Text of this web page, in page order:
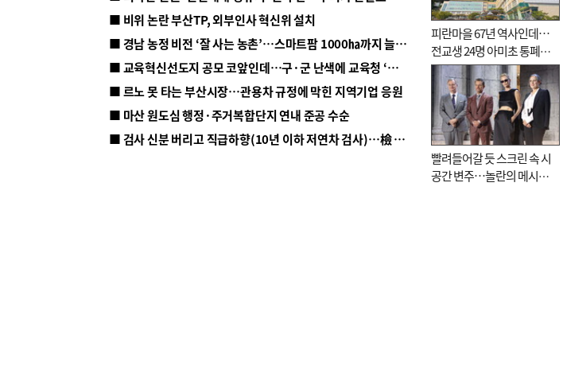
■ 비위 논란 부산TP, 외부인사 혁신위 설치
■ 경남 농정 비전 ‘잘 사는 농촌’…스마트팜 1000㏊까지 늘린다
■ 교육혁신선도지 공모 코앞인데…구·군 난색에 교육청 ‘쩔쩔’
■ 르노 못 타는 부산시장…관용차 규정에 막힌 지역기업 응원
■ 마산 원도심 행정·주거복합단지 연내 준공 수순
■ 검사 신분 버리고 직급하향(10년 이하 저연차 검사)…檢 중수청행 기피
피란마을 67년 역사인데…
전교생 24명 아미초 통폐합
기로
빨려들어갈 듯 스크린 속 시
공간 변주…놀란의 메시지